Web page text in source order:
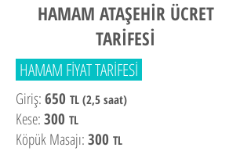
HAMAM ATAŞEHİR ÜCRET
TARİFESİ
HAMAM FİYAT TARİFESİ
Giriş:650 TL (2,5 saat)
Kese:300 TL
Köpük Masajı:300 TL